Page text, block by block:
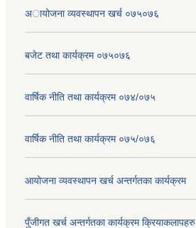
अायोजना व्यवस्थापन खर्च ०७५०७६
बजेट तथा कार्यक्रम ०७५०७६
वार्षिक नीति तथा कार्यक्रम ०७४/०७५
वार्षिक नीति तथा कार्यक्रम ०७५/०७६
आयोजना व्यवस्थापन खर्च अन्तर्गतका कार्यक्रम
पुँजीगत खर्च अन्तर्गतका कार्यक्रम क्रियाकलापहरु